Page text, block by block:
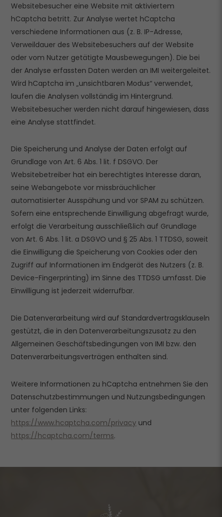
Websitebesucher eine Website mit aktiviertem
hCaptcha betritt. Zur Analyse wertet hCaptcha
verschiedene Informationen aus (z. B. IP-Adresse,
Verweildauer des Websitebesuchers auf der Website
oder vom Nutzer getätigte Mausbewegungen). Die bei
der Analyse erfassten Daten werden an IMI weitergeleitet.
Wird hCaptcha im „unsichtbaren Modus“ verwendet,
laufen die Analysen vollständig im Hintergrund.
Websitebesucher werden nicht darauf hingewiesen, dass
eine Analyse stattfindet.
Die Speicherung und Analyse der Daten erfolgt auf
Grundlage von Art. 6 Abs. 1 lit. f DSGVO. Der
Websitebetreiber hat ein berechtigtes Interesse daran,
seine Webangebote vor missbräuchlicher
automatisierter Ausspähung und vor SPAM zu schützen.
Sofern eine entsprechende Einwilligung abgefragt wurde,
erfolgt die Verarbeitung ausschließlich auf Grundlage
von Art. 6 Abs. 1 lit. a DSGVO und § 25 Abs. 1 TTDSG, soweit
die Einwilligung die Speicherung von Cookies oder den
Zugriff auf Informationen im Endgerät des Nutzers (z. B.
Device-Fingerprinting) im Sinne des TTDSG umfasst. Die
Einwilligung ist jederzeit widerrufbar.
Die Datenverarbeitung wird auf Standardvertragsklauseln
gestützt, die in den Datenverarbeitungszusatz zu den
Allgemeinen Geschäftsbedingungen von IMI bzw. den
Datenverarbeitungsverträgen enthalten sind.
Weitere Informationen zu hCaptcha entnehmen Sie den
Datenschutzbestimmungen und Nutzungsbedingungen
unter folgenden Links:
https://www.hcaptcha.com/privacy und
https://hcaptcha.com/terms.